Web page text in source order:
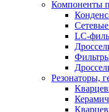
Компоненты
LC-
Резонаторы,